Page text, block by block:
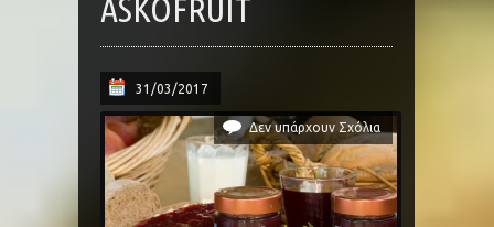
ASKOFRUIT
31/03/2017
Δεν υπάρχουν Σχόλια